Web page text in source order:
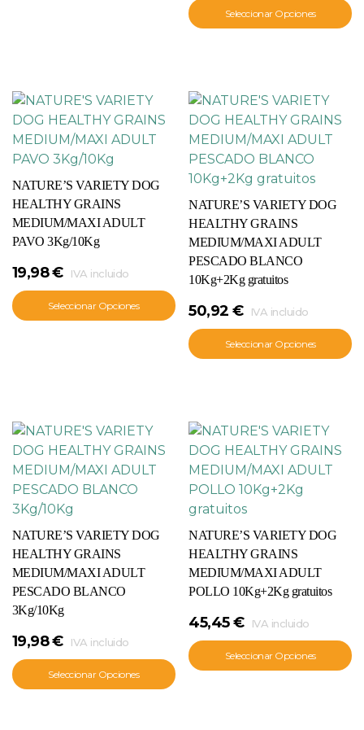
Seleccionar Opciones
NATURE’S VARIETY DOG
HEALTHY GRAINS
MEDIUM/MAXI ADULT
PAVO 3Kg/10Kg
19,98€ IVA incluido
Seleccionar Opciones
NATURE’S VARIETY DOG
HEALTHY GRAINS
MEDIUM/MAXI ADULT
PESCADO BLANCO
10Kg+2Kg gratuitos
50,92 € IVA incluido
Seleccionar Opciones
NATURE’S VARIETY DOG
HEALTHY GRAINS
MEDIUM/MAXI ADULT
PESCADO BLANCO
3Kg/10Kg
19,98€ IVA incluido
Seleccionar Opciones
NATURE’S VARIETY DOG
HEALTHY GRAINS
MEDIUM/MAXI ADULT
POLLO 10Kg+2Kg gratuitos
45,45€ IVA incluido
Seleccionar Opciones